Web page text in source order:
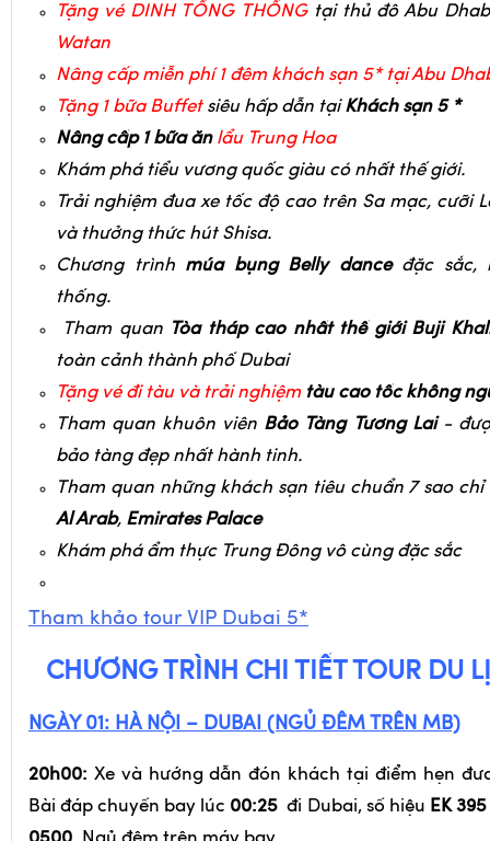
Tặng vé DINH TỔNG THỐNGtại thủ đô Abu
Watan
Nâng cấp miễn phí 1 đêm khách sạn 5* tại Abu
Tặng 1 bữa Buffet siêu hấp dẫn tạiKhách sạn 5 *
Nâng cấp 1 bữa ăn lẩu Trung Hoa
Khám phá tiểu vương quốc giàu có nhất thế giới.
Trải nghiệm đua xe tốc độ cao trên Sa mạc, cưỡi
và thưởng thức hút Shisa.
Chương trình múa bụng Belly dance đặc sắc,
thống.
Tham quan Tòa tháp cao nhất thế giới Buji
toàn cảnh thành phố Dubai
Tặng vé đi tàu và trải nghiệm tàu cao tốc không
Tham quan khuôn viên Bảo Tàng Tương Lai-
bảo tàng đẹp nhất hành tinh.
Tham quan những khách sạn tiêu chuẩn 7 sao
Al Arab, Emirates Palace
Khám phá ẩm thực Trung Đông vô cùng đặc sắc
Tham khảo tour VIP Dubai 5*
CHƯƠNG TRÌNH CHI TIẾT TOUR DU
NGÀY 01: HÀ NỘI – DUBAI (NGỦ ĐÊM TRÊN MB)
20h00: Xe và hướng dẫn đón khách tại điểm hẹn
Bài đáp chuyến bay lúc 00:25đi Dubai, số hiệu EK 395